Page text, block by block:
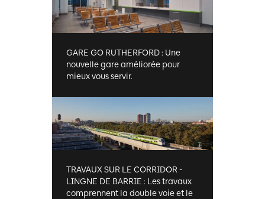
GARE GO RUTHERFORD : Une
nouvelle gare améliorée pour
mieux vous servir.
TRAVAUX SUR LE CORRIDOR -
LINGNE DE BARRIE : Les travaux
comprennent la double voie et le